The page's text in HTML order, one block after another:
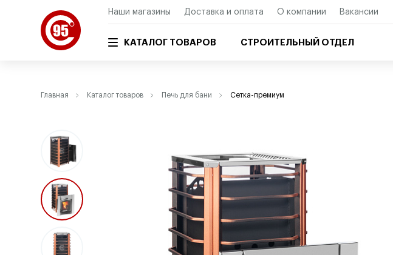
Наши магазины Доставка и оплата О компании Вакансии
КАТАЛОГ ТОВАРОВ СТРОИТЕЛЬНЫЙ ОТДЕЛ
Главная Каталог товаров Печь для бани Сетка-премиум